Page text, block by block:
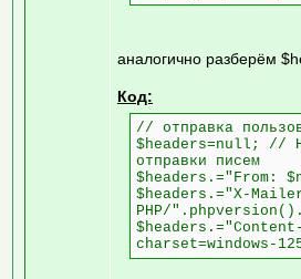
аналогично разберём
Код:
// отправка
$headers=null; //
отправки писем
$headers.="From:
$headers.="X-
PHP/
charset=windows-